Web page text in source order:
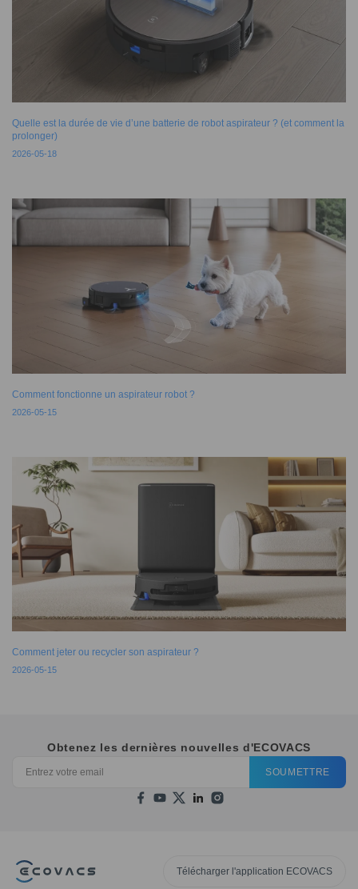
Quelle est la durée de vie d’une batterie de robot aspirateur ? (et comment la
prolonger)
2026-05-18
Comment fonctionne un aspirateur robot ?
2026-05-15
Comment jeter ou recycler son aspirateur ?
2026-05-15
Obtenez les dernières nouvelles d'ECOVACS
SOUMETTRE
Télécharger l'application ECOVACS